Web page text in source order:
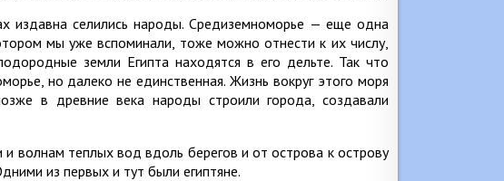
издавна селились народы. Средиземноморье — еще одна
мы уже вспоминали, тоже можно отнести к их числу,
земли Египта находятся в его дельте. Так что
но далеко не единственная. Жизнь вокруг этого моря
в древние века народы строили города, создавали
волнам теплых вод вдоль берегов и от острова к острову
из первых и тут были египтяне.